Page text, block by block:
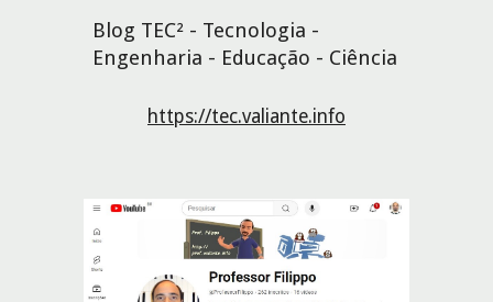
Blog TEC² - Tecnologia -
Engenharia - Educação - Ciência
https://tec.valiante.info